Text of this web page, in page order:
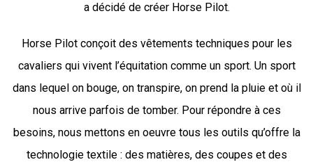
a décidé de créer Horse Pilot.
Horse Pilot conçoit des vêtements techniques pour les
cavaliers qui vivent l’équitation comme un sport. Un sport
dans lequel on bouge, on transpire, on prend la pluie et où il
nous arrive parfois de tomber. Pour répondre à ces
besoins, nous mettons en oeuvre tous les outils qu’offre la
technologie textile : des matières, des coupes et des